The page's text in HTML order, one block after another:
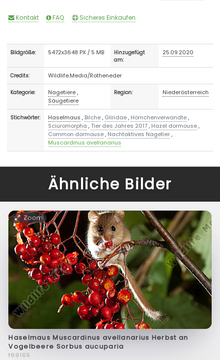
Kontakt FAQ Sicheres Einkaufen
Bildgröße: 5472x3648 PX / 5 MB
Hinzugefügt
am:
25.09.2020
Credits: Wildlife.Media/Rotheneder
Kategorie: Nagetiere,
Säugetiere
Region: Niederösterreich
Stichwörter: Haselmaus , Bilche, Gliridae, Hörnchenverwandte,
Sciuromorpha ,Tier des Jahres 2017, Hazel dormouse,
Common dormouse, Nachtaktives Nagetier,
Muscardinus avellanarius
Ähnliche Bilder
Zoom
Haselmaus Muscardinus avellanarius Herbst an
Vogelbeere Sorbus aucuparia
f69165